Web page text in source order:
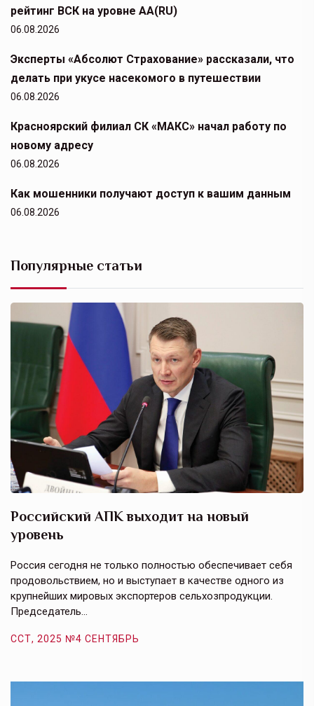
рейтинг ВСК на уровне АА(RU)
06.08.2026
Эксперты «Абсолют Страхование» рассказали, что
делать при укусе насекомого в путешествии
06.08.2026
Красноярский филиал СК «МАКС» начал работу по
новому адресу
06.08.2026
Как мошенники получают доступ к вашим данным
06.08.2026
Популярные статьи
Российский АПК выходит на новый
уровень
Россия сегодня не только полностью обеспечивает себя
продовольствием, но и выступает в качестве одного из
крупнейших мировых экспортеров сельхозпродукции.
Председатель…
ССТ, 2025 №4 СЕНТЯБРЬ